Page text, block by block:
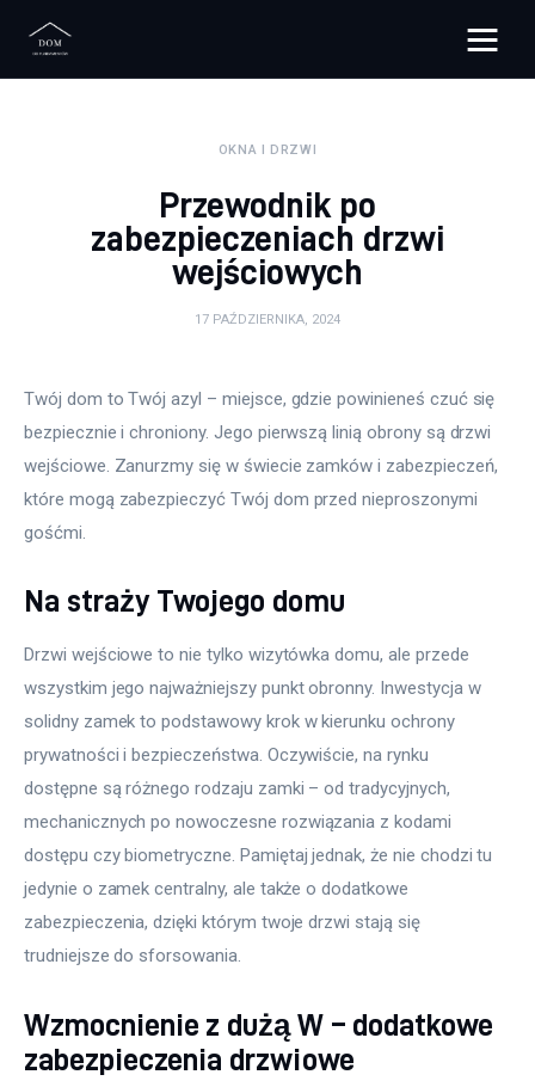
Bloggers Unite
Materiały budowlane
Budowa
Oświetlenie
Więcej
OKNA I DRZWI
Przewodnik po
zabezpieczeniach drzwi
wejściowych
17 PAŹDZIERNIKA, 2024
Twój dom to Twój azyl – miejsce, gdzie powinieneś czuć się
bezpiecznie i chroniony. Jego pierwszą linią obrony są drzwi
wejściowe. Zanurzmy się w świecie zamków i zabezpieczeń,
które mogą zabezpieczyć Twój dom przed nieproszonymi
gośćmi.
Na straży Twojego domu
Drzwi wejściowe to nie tylko wizytówka domu, ale przede
wszystkim jego najważniejszy punkt obronny. Inwestycja w
solidny zamek to podstawowy krok w kierunku ochrony
prywatności i bezpieczeństwa. Oczywiście, na rynku
dostępne są różnego rodzaju zamki – od tradycyjnych,
mechanicznych po nowoczesne rozwiązania z kodami
dostępu czy biometryczne. Pamiętaj jednak, że nie chodzi tu
jedynie o zamek centralny, ale także o dodatkowe
zabezpieczenia, dzięki którym twoje drzwi stają się
trudniejsze do sforsowania.
Wzmocnienie z dużą W – dodatkowe
zabezpieczenia drzwiowe